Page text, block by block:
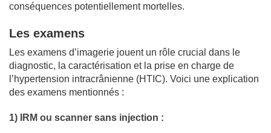
conséquences potentiellement mortelles.
Les examens
Les examens d’imagerie jouent un rôle crucial dans le
diagnostic, la caractérisation et la prise en charge de
l’hypertension intracrânienne (HTIC). Voici une explication
des examens mentionnés :
1) IRM ou scanner sans injection :